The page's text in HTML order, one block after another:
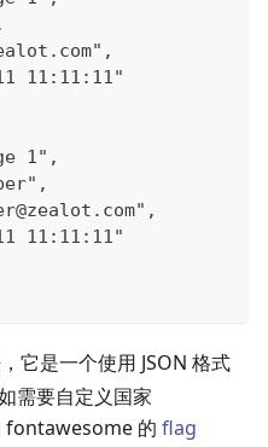
11:11:11"
1",
11:11:11"
它是一个使用 JSON 格式
需要自定义国家
fontawesome 的 flag